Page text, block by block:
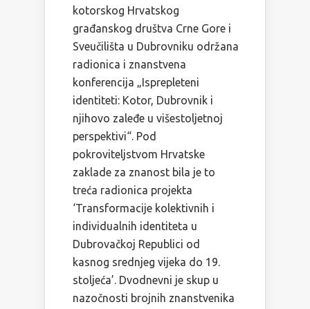
kotorskog Hrvatskog
građanskog društva Crne Gore i
Sveučilišta u Dubrovniku održana
radionica i znanstvena
konferencija „Isprepleteni
identiteti: Kotor, Dubrovnik i
njihovo zaleđe u višestoljetnoj
perspektivi“. Pod
pokroviteljstvom Hrvatske
zaklade za znanost bila je to
treća radionica projekta
‘Transformacije kolektivnih i
individualnih identiteta u
Dubrovačkoj Republici od
kasnog srednjeg vijeka do 19.
stoljeća’. Dvodnevni je skup u
nazočnosti brojnih znanstvenika